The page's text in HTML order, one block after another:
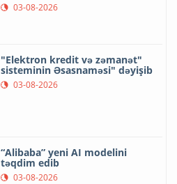
03-08-2026
"Elektron kredit və zəmanət"
sisteminin Əsasnaməsi" dəyişib
03-08-2026
“Alibaba” yeni AI modelini
təqdim edib
03-08-2026